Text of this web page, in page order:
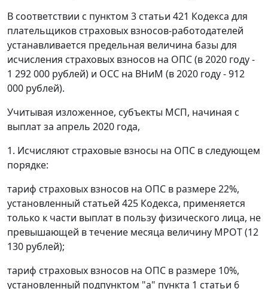
В соответствии с пунктом 3 статьи 421 Кодекса для
плательщиков страховых взносов-работодателей
устанавливается предельная величина базы для
исчисления страховых взносов на ОПС (в 2020 году -
1 292 000 рублей) и ОСС на ВНиМ (в 2020 году - 912
000 рублей).
Учитывая изложенное, субъекты МСП, начиная с
выплат за апрель 2020 года,
1. Исчисляют страховые взносы на ОПС в следующем
порядке:
тариф страховых взносов на ОПС в размере 22%,
установленный статьей 425 Кодекса, применяется
только к части выплат в пользу физического лица, не
превышающей в течение месяца величину МРОТ (12
130 рублей);
тариф страховых взносов на ОПС в размере 10%,
установленный подпунктом "а" пункта 1 статьи 6